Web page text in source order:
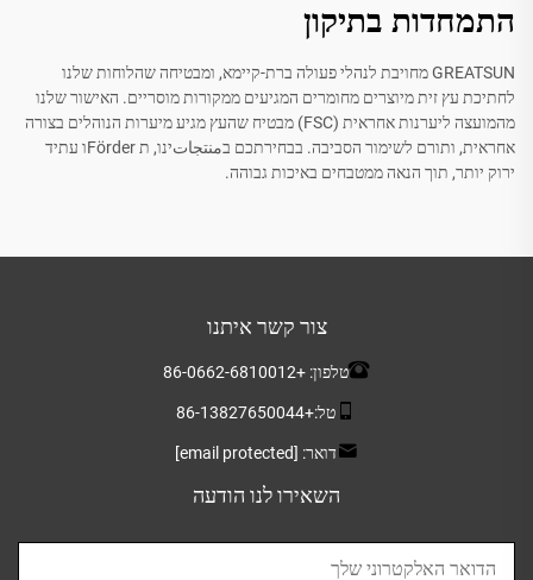
התמחדות בתיקון
GREATSUN מחויבת לנהלי פעולה ברת-קיימא, ומבטיחה שהלוחות שלנו
לחתיכת עץ זית מיוצרים מחומרים המגיעים ממקורות מוסריים. האישור שלנו
מהמועצה ליערנות אחראית (FSC) מבטיח שהעץ מגיע מיערות הנוהלים בצורה
אחראית, ותורם לשימור הסביבה. בבחירתכם בمنتجاتינו, ת Förderו עתיד
ירוק יותר, תוך הנאה ממטבחים באיכות גבוהה.
צור קשר איתנו
טלפון: +86-0662-6810012
טל:+86-13827650044
דואר: [email protected]
השאירו לנו הודעה